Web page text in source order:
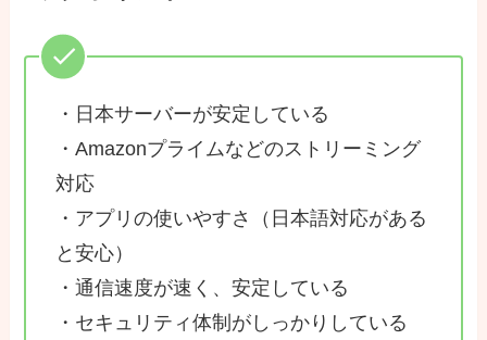
・日本サーバーが安定している
・Amazonプライムなどのストリーミング
対応
・アプリの使いやすさ（日本語対応がある
と安心）
・通信速度が速く、安定している
・セキュリティ体制がしっかりしている